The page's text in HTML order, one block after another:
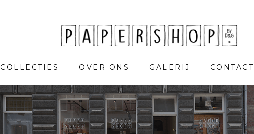
COLLECTIES OVER ONS GALERIJ CONTACT